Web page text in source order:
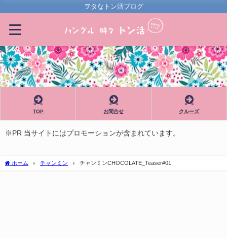
ヲタなトン活ブログ
TOP お問合せ クルーズ
※PR 当サイトにはプロモーションが含まれています。
ホーム チャンミン チャンミンCHOCOLATE_Teaser#01